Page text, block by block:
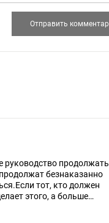
руководство продолжать
безнаказанно
тот, кто должен
этого, а больше